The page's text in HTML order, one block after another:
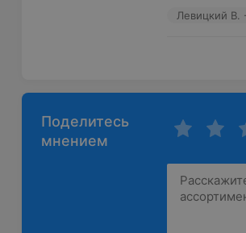
Левицкий В.
Поделитесь
мнением